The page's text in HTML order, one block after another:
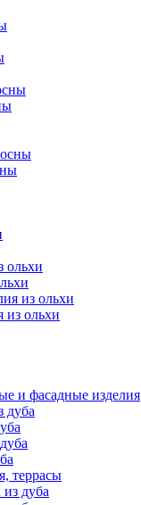
из ольхи
и фасадные изделия
террасы